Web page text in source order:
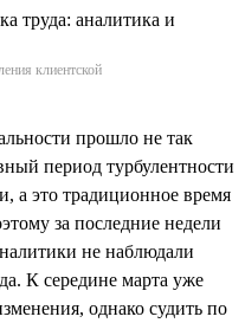
клиентской
прошло не так
период турбулентности
а это традиционное время
за последние недели
не наблюдали
К середине марта уже
однако судить по